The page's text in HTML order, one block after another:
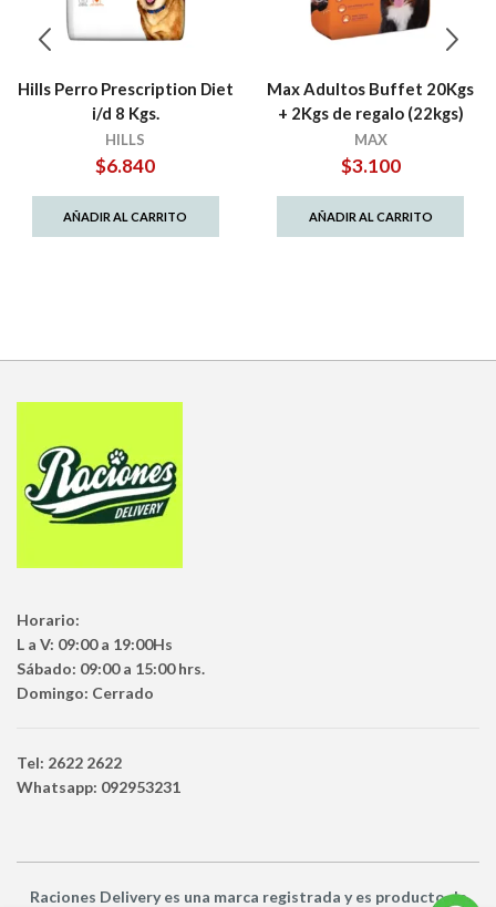
Hills Perro Prescription Diet
i/d 8 Kgs.
HILLS
$6.840
AÑADIR AL CARRITO
Max Adultos Buffet 20Kgs
+ 2Kgs de regalo (22kgs)
MAX
$3.100
AÑADIR AL CARRITO
Horario:
L a V: 09:00 a 19:00Hs
Sábado: 09:00 a 15:00 hrs.
Domingo: Cerrado
Tel: 2622 2622
Whatsapp: 092953231
Raciones Deliveryes una marca registrada y es productode